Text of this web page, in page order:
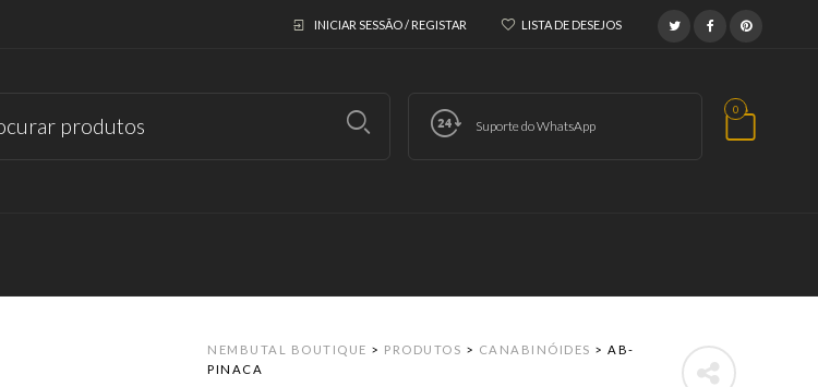
INICIAR SESSÃO / REGISTAR LISTA DE DESEJOS
Suporte do WhatsApp
0
NEMBUTAL BOUTIQUE > PRODUTOS > CANABINÓIDES >AB-
PINACA